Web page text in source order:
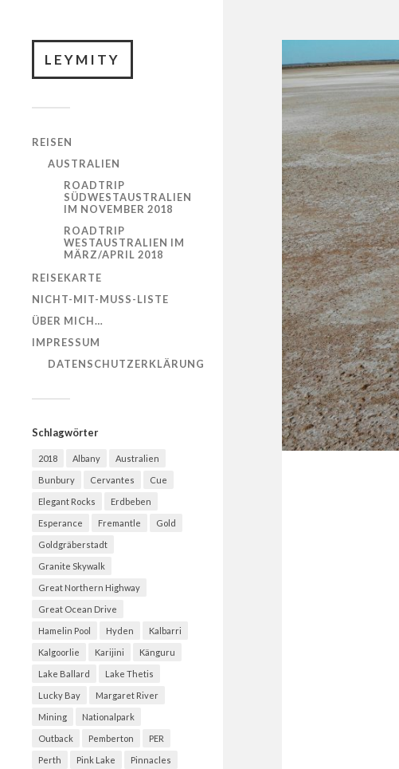
LEYMITY
REISEN
AUSTRALIEN
ROADTRIP
SÜDWESTAUSTRALIEN
IM NOVEMBER 2018
ROADTRIP
WESTAUSTRALIEN IM
MÄRZ/APRIL 2018
REISEKARTE
NICHT-MIT-MUSS-LISTE
ÜBER MICH…
IMPRESSUM
DATENSCHUTZERKLÄRUNG
Schlagwörter
2018 Albany Australien
Bunbury Cervantes Cue
Elegant Rocks Erdbeben
Esperance Fremantle Gold
Goldgräberstadt
Granite Skywalk
Great Northern Highway
Great Ocean Drive
Hamelin Pool Hyden Kalbarri
Kalgoorlie Karijini Känguru
Lake Ballard Lake Thetis
Lucky Bay Margaret River
Mining Nationalpark
Outback Pemberton PER
Perth Pink Lake Pinnacles